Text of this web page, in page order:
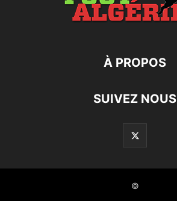
À PROPOS
SUIVEZ NOUS
©